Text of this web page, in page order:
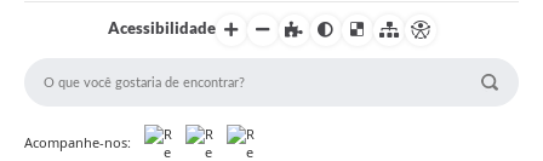
Acessibilidade
Acompanhe-nos: